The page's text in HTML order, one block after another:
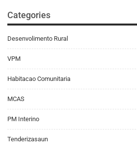
Categories
Desenvolimento Rural
VPM
Habitacao Comunitaria
MCAS
PM Interino
Tenderizasaun